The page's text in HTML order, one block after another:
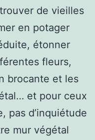
de vieilles
en potager
étonner
fleurs,
brocante et les
et pour ceux
pas d’inquiétude
mur végétal